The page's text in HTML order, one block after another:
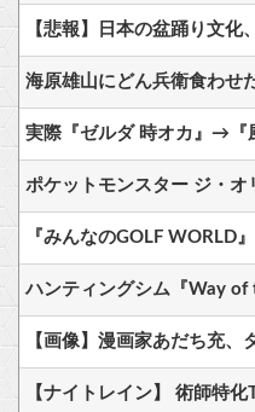
【悲報】日本の盆踊り文
海原雄山にどん兵衛食わせ
実際『ゼルダ 時オカ』→『
『みんなのGOLF WORLD
【ナイトレイン】 術師特化